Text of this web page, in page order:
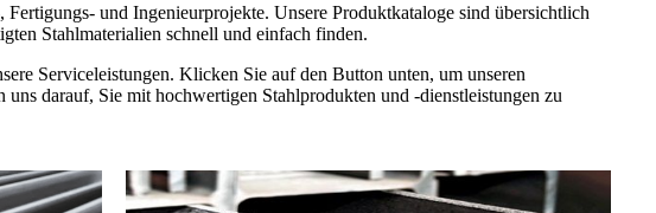
und Ingenieurprojekte. Unsere Produktkataloge sind übersichtlich
Stahlmaterialien schnell und einfach finden.
Serviceleistungen. Klicken Sie auf den Button unten, um unseren
darauf, Sie mit hochwertigen Stahlprodukten und -dienstleistungen zu